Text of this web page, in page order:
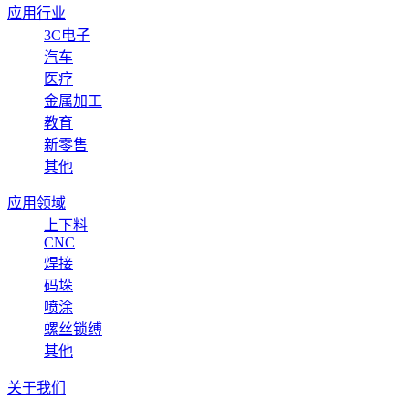
应用行业
3C电子
汽车
医疗
金属加工
教育
新零售
其他
应用领域
上下料
CNC
焊接
码垛
喷涂
螺丝锁缚
其他
关于我们